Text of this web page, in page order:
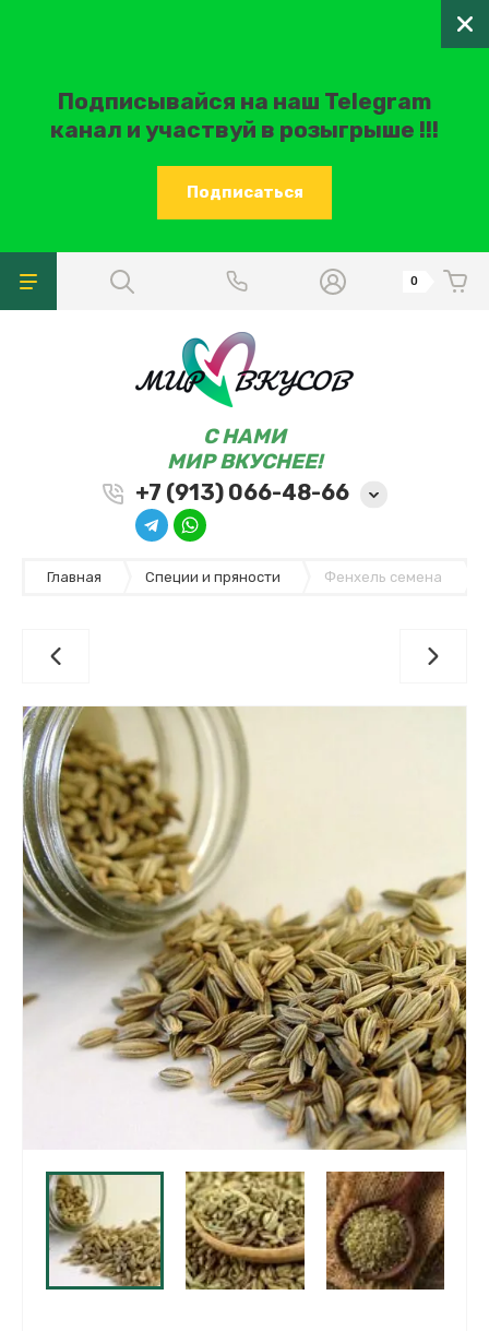
Подписывайся на наш Telegram
канал и участвуй в розыгрыше !!!
Подписаться
C НАМИ
МИР ВКУСНЕЕ!
+7 (913) 066-48-66
0
Главная Специи и пряности Фенхель семена